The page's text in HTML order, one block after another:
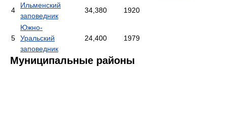
4
Ильменский
заповедник
34,380 1920
5
Южно-
Уральский
заповедник
24,400 1979
Муниципальные районы